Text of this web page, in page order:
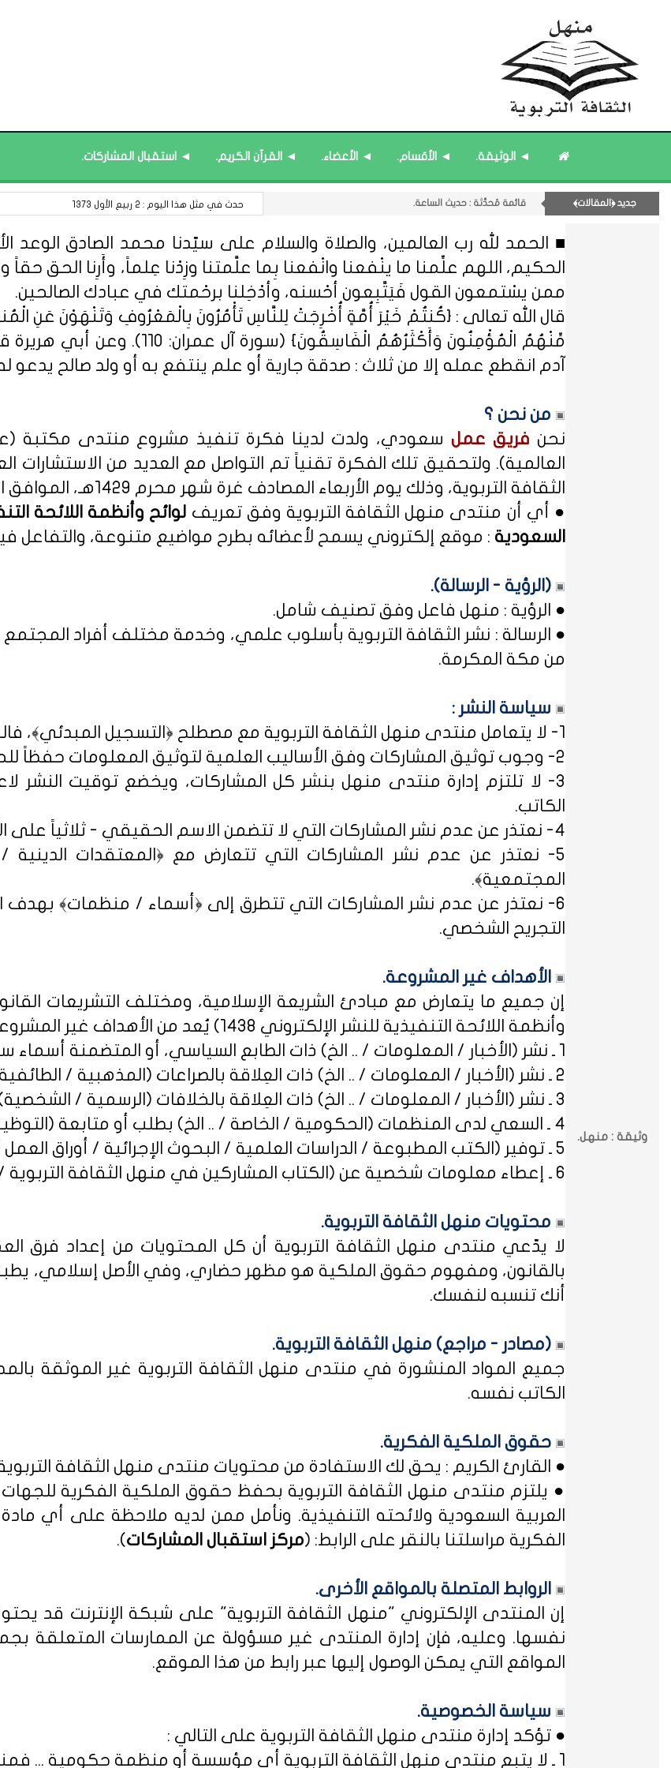
◄ الوثيقة. ◄ الأقسام. ◄ الأعضاء. ◄ القرآن الكريم. ◄ استقبال المشاركات.
جديد ﴿المقالات﴾
11- القسم الحادي عشر : ﴿اللقاءات الشخصية - الثقافة المتسلسلة﴾.
قائمة مُثبتة : إدارة منهل الثقافة التربوية.
قائمة مُثبتة : مشرف منهل الثقافة التربوية.
قائمة مُحدَّثة : من ﴿جديد﴾ المشاركات. لا تعلموا متى يخونوا.
وثيقة : منهل.
■ الحمد لله رب العالمين، والصلاة والسلام على سيّدنا محمد الصادق الوعد
الحكيم، اللهم علِّمنا ما ينْفعنا وانْفعنا بِما علَّمتنا وزِدْنا عِلماً، وأَرِنا الحق حقاً
ممن يسْتمعون القول فَيَتَّبِعون أحْسنه، وأدْخِلنا برحْمتك في عبادك الصالحين.
قال الله تعالى : {كُنتُمْ خَيْرَ أُمَّةٍ أُخْرِجَتْ لِلنَّاسِ تَأْمُرُونَ بِالْمَعْرُوفِ وَتَنْهَوْنَ عَنِ
مِّنْهُمُ الْمُؤْمِنُونَ وَأَكْثَرُهُمُ
آدم انقطع عمله إلا من ثلاث : صدقة جارية أو علم ينتفع به أو ولد صالح يدعو
من نحن ؟
نحن فريق عمل سعودي، ولدت لدينا فكرة تنفيذ مشروع منتدى مكتبة
العالمية). ولتحقيق تلك الفكرة تقنياً تم التواصل مع العديد من الاستشارات
الثقافة التربوية، وذلك يوم الأربعاء المصادف غرة شهر محرم 1429هـ، الموافق التاسع من يناير 2008م.
● أي أن منتدى منهل الثقافة التربوية وفق تعريف
السعودية : موقع إلكتروني يسمح لأعضائه بطرح مواضيع متنوعة، والتفاعل
(الرؤية - الرسالة).
● الرؤية : منهل فاعل وفق تصنيف شامل.
● الرسالة : نشر الثقافة التربوية بأسلوب علمي، وخدمة مختلف أفراد
من مكة المكرمة.
سياسة النشر :
1- لا يتعامل منتدى منهل الثقافة التربوية مع مصطلح ﴿التسجيل المبدئي﴾، فالمشاركات متاحة للجميع.
2- وجوب توثيق المشاركات وفق الأساليب العلمية لتوثيق المعلومات حفظاً للحقوق الفكرية وتيسيراً للباحث عن المعلومة.
3- لا تلتزم إدارة منتدى منهل بنشر كل المشاركات، ويخضع توقيت النشر
الكاتب.
4- نعتذر عن عدم نشر المشاركات التي لا تتضمن الاسم الحقيقي - ثلاثياً على الأقل - ﴿المسلمون عند شروطهم في تدوين الاسم﴾.
5- نعتذر عن عدم نشر المشاركات التي تتعارض مع ﴿المعتقدات الدينية /
المجتمعية﴾.
6- نعتذر عن عدم نشر المشاركات التي تتطرق إلى ﴿أسماء / منظمات﴾ بهدف
التجريح الشخصي.
الأهداف غير المشروعة.
إن جميع ما يتعارض مع مبادئ الشريعة الإسلامية، ومختلف التشريعات
وأنظمة اللائحة التنفيذية للنشر الإلكتروني 1438
) يُعد من الأهداف غير
1 ـ نشر (الأخبار / المعلومات / .. الخ) ذات الطابع السياسي، أو المتضمنة أسماء سياسيين.
2 ـ نشر (الأخبار / المعلومات / .. الخ) ذات العِلاقة بالصراعات (المذهبية / الطائفية / الحزبية / السياسية / .. الخ).
3 ـ نشر (الأخبار / المعلومات / .. الخ) ذات العِلاقة بالخلافات (الرسمية / الشخصية) مع المنظمات (الحكومية / الخاصة / .. الخ).
4 ـ السعي لدى المنظمات (الحكومية / الخاصة / .. الخ) بطلب أو متابعة (التوظيف / الدراسة / البلاغات / الشكاوى / .. الخ).
5 ـ توفير (الكتب المطبوعة / الدراسات العلمية / البحوث الإجرائية / أوراق العمل / الوثائق / التشريعات / الملخصات / .. الخ).
6 ـ إعطاء معلومات شخصية عن (الكتاب المشاركين في منهل الثقافة التربوية / المسؤولين في مختلف المنظمات / .. الخ).
محتويات منهل الثقافة التربوية.
لا يدّعي منتدى منهل الثقافة التربوية أن كل المحتويات من إعداد فرق
بالقانون، ومفهوم حقوق الملكية هو مظهر حضاري، وفي الأصل إسلامي،
أنك تنسبه لنفسك.
(مصادر - مراجع) منهل الثقافة التربوية.
جميع المواد المنشورة في منتدى منهل الثقافة التربوية غير الموثقة
الكاتب نفسه.
حقوق الملكية الفكرية.
● القارئ الكريم : يحق لك الاستفادة من محتويات منتدى منهل الثقافة
● يلتزم منتدى منهل الثقافة التربوية بحفظ حقوق الملكية الفكرية للجهات
العربية السعودية ولائحته التنفيذية. ونأمل ممن لديه ملاحظة على أي
الفكرية مراسلتنا بالنقر على الرابط: (مركز استقبال المشاركات).
الروابط المتصلة بالمواقع الأخرى.
إن المنتدى الإلكتروني "منهل الثقافة التربوية" على شبكة الإنترنت
نفسها. وعليه، فإن إدارة المنتدى غير مسؤولة عن الممارسات المتعلقة
المواقع التي يمكن الوصول إليها عبر رابط من هذا الموقع.
سياسة الخصوصية.
● تؤكد إدارة منتدى منهل الثقافة التربوية على التالي :
1 ـ لا يتبع منتدى منهل الثقافة التربوية أي مؤسسة أو منظمة حكومية ... فمنهل لثقافتك !